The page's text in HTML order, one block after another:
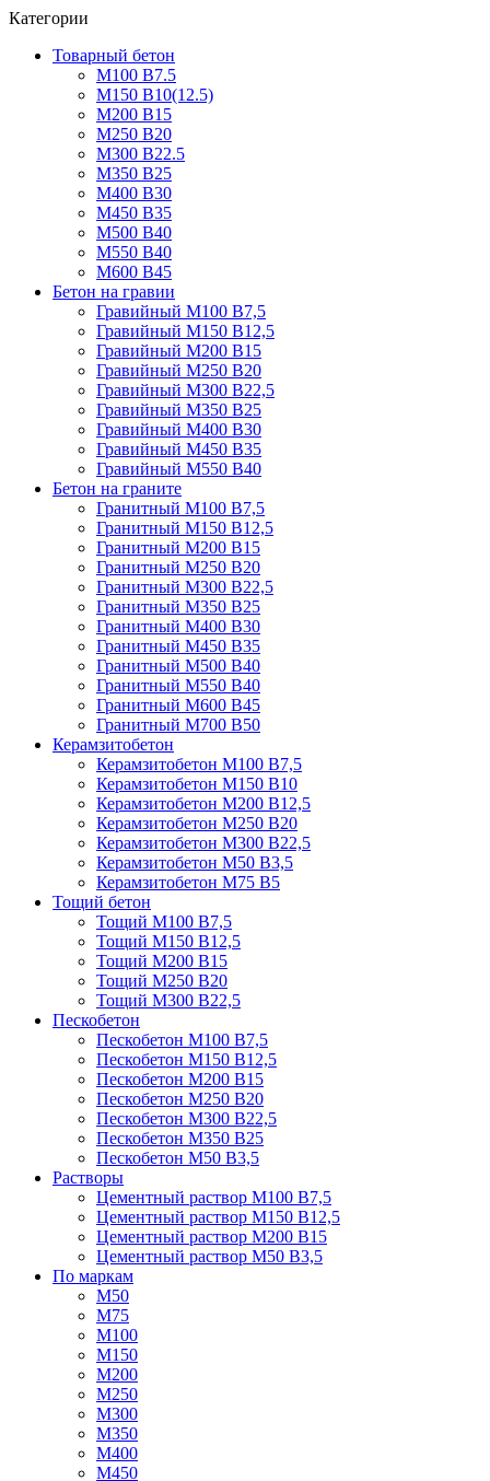
Категории
Товарный бетон
М100 В7.5
М150 В10(12.5)
М200 В15
М250 В20
М300 В22.5
М350 В25
М400 В30
М450 В35
М500 В40
М550 В40
М600 В45
Бетон на гравии
Гравийный М100 В7,5
Гравийный М150 В12,5
Гравийный М200 В15
Гравийный М250 В20
Гравийный М300 В22,5
Гравийный М350 В25
Гравийный М400 В30
Гравийный М450 В35
Гравийный М550 В40
Бетон на граните
Гранитный М100 В7,5
Гранитный М150 В12,5
Гранитный М200 В15
Гранитный М250 В20
Гранитный М300 В22,5
Гранитный М350 В25
Гранитный М400 В30
Гранитный М450 В35
Гранитный М500 В40
Гранитный М550 В40
Гранитный М600 В45
Гранитный М700 В50
Керамзитобетон
Керамзитобетон М100 В7,5
Керамзитобетон М150 В10
Керамзитобетон М200 В12,5
Керамзитобетон М250 В20
Керамзитобетон М300 В22,5
Керамзитобетон М50 В3,5
Керамзитобетон М75 В5
Тощий бетон
Тощий М100 В7,5
Тощий М150 В12,5
Тощий М200 В15
Тощий М250 В20
Тощий М300 В22,5
Пескобетон
Пескобетон М100 В7,5
Пескобетон М150 В12,5
Пескобетон М200 В15
Пескобетон М250 В20
Пескобетон М300 В22,5
Пескобетон М350 В25
Пескобетон М50 В3,5
Растворы
Цементный раствор М100 В7,5
Цементный раствор М150 В12,5
Цементный раствор М200 В15
Цементный раствор М50 В3,5
По маркам
М50
М75
М100
М150
М200
М250
М300
М350
М400
М450